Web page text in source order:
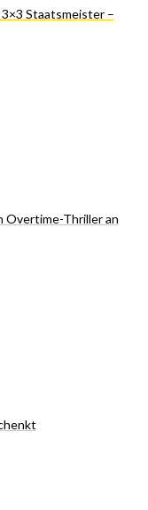
Staatsmeister –
Overtime-Thriller an